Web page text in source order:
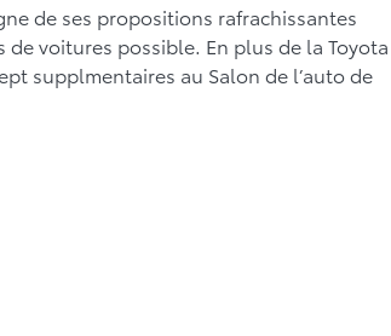
de ses propositions rafrachissantes
voitures possible. En plus de la Toyota
supplmentaires au Salon de l’auto de